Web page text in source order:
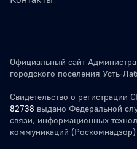
Официальный сайт
городского поселения Усть-
Свидетельство о регистрации
82738 выдано Федеральной
связи, информационных
коммуникаций